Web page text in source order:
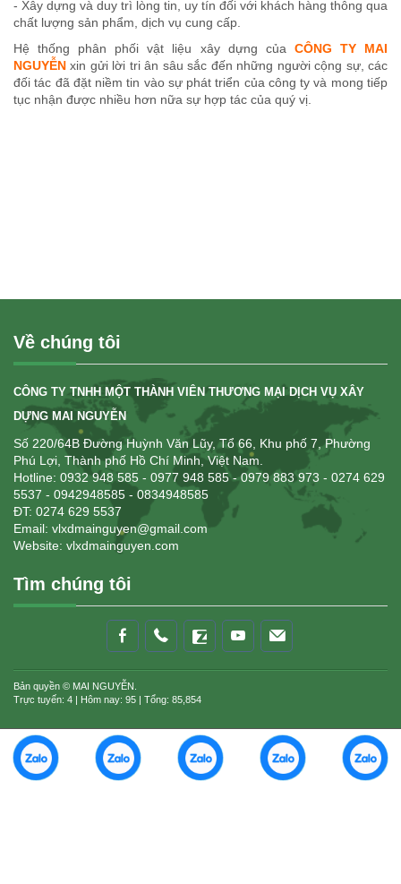
- Xây dựng và duy trì lòng tin, uy tín đối với khách hàng thông qua
chất lượng sản phẩm, dịch vụ cung cấp.
Hệ thống phân phối vật liệu xây dựng của CÔNG TY MAI
NGUYỄN xin gửi lời tri ân sâu sắc đến những người cộng sự, các
đối tác đã đặt niềm tin vào sự phát triển của công ty và mong tiếp
tục nhận được nhiều hơn nữa sự hợp tác của quý vị.
Về chúng tôi
CÔNG TY TNHH MỘT THÀNH VIÊN THƯƠNG MẠI DỊCH VỤ XÂY
DỰNG MAI NGUYỄN
Số 220/64B Đường Huỳnh Văn Lũy, Tổ 66, Khu phố 7, Phường
Phú Lợi, Thành phố Hồ Chí Minh, Việt Nam.
Hotline: 0932 948 585 - 0977 948 585 - 0979 883 973 - 0274 629
5537 - 0942948585 - 0834948585
ĐT: 0274 629 5537
Email: vlxdmainguyen@gmail.com
Website: vlxdmainguyen.com
Tìm chúng tôi
Bản quyền © MAI NGUYỄN.
Trực tuyến: 4 | Hôm nay: 95 | Tổng: 85,854